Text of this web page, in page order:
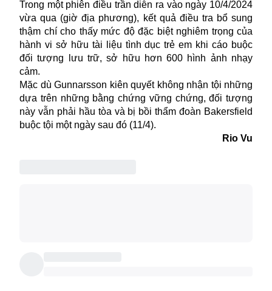
Trong một phiên điều trần diễn ra vào ngày 10/4/2024
vừa qua (giờ địa phương), kết quả điều tra bổ sung
thậm chí cho thấy mức độ đặc biệt nghiêm trọng của
hành vi sở hữu tài liệu tình dục trẻ em khi cáo buộc
đối tượng lưu trữ, sở hữu hơn 600 hình ảnh nhạy
cảm.
Mặc dù Gunnarsson kiên quyết không nhận tội những
dựa trên những bằng chứng vững chứng, đối tượng
này vẫn phải hầu tòa và bị bồi thẩm đoàn Bakersfield
buộc tội một ngày sau đó (11/4).
Rio Vu